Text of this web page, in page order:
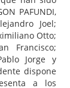
PAFUNDI,
Joel;
Otto;
Francisco;
Jorge y
dispone
a los